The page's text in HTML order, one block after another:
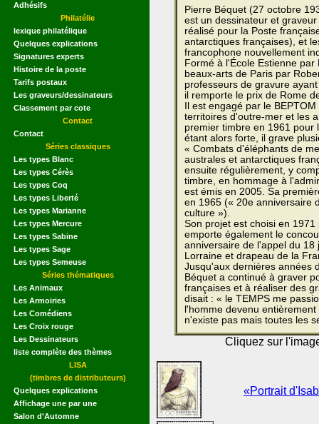
Adhésifs
Philatélie
lexique philatélique
Quelques explications
Signatures experts
Histoire de la poste
Tarifs postaux
Les graveurs/dessinateurs
Classement par cote
Contact
Contact
Séries classiques
Les types Blanc
Les types Cérès
Les types Coq
Les types Liberté
Les types Marianne
Les types Mercure
Les types Sabine
Les types Sage
Les types Semeuse
Séries thématiques
Les Animaux
Les Armoiries
Les Comédiens
Les Croix rouge
Les Dessinateurs
liste complète des thèmes
LISA
(timbres de distributeurs)
Quelques explications
Affichage une par une
Salon d'Automne
Pierre Béquet (27 octobre
est un dessinateur et
réalisé pour la Poste
antarctiques françaises), et
francophone nouvellement
Formé à l'École Estienne
beaux-arts de Paris par
professeurs de gravure
il remporte le prix de Rome
Il est engagé par le
territoires d'outre-mer et les
premier timbre en 1961 pour
étant alors forte, il grave
« Combats d'éléphants de
australes et antarctiques
ensuite régulièrement, y
timbre, en hommage à
est émis en 2005. Sa
en 1965 (« 20e anniversaire
culture »).
Son projet est choisi en
emporte également le
anniversaire de l'appel du
Lorraine et drapeau de la
Jusqu'aux dernières années
Béquet a continué à graver
françaises et à réaliser des
disait : « le TEMPS me
l'homme devenu
n'existe pas mais toutes les
Cliquez sur
«Portrait